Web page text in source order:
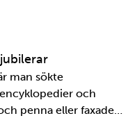
man sökte
och
penna eller faxade